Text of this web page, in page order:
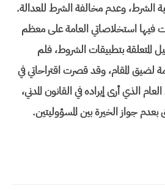
الشرط، وعدم مخالفة الشرط للعدالة.
استخلاصاتي العامة على معظم
المتعلقة بتطبيقات الشروط، فلم
لضيق المقام، وقد قصرت اقتراحاتي في
الذي أرى إيراده في القانون المدني،
جواز الخيرة بين المسؤوليتين.